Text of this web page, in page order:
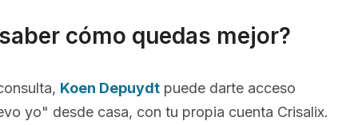
cómo quedas mejor?
Koen Depuydt puede darte acceso
yo" desde casa, con tu propia cuenta Crisalix.